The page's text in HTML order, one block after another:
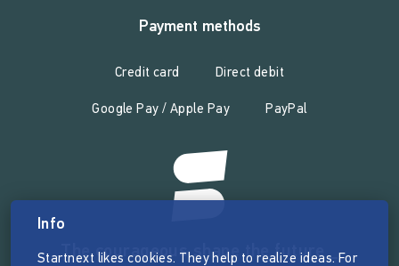
Payment methods
Credit card Direct debit
Google Pay / Apple Pay PayPal
The courageous shape the future _
Info
Startnext likes cookies. They help to realize ideas. For